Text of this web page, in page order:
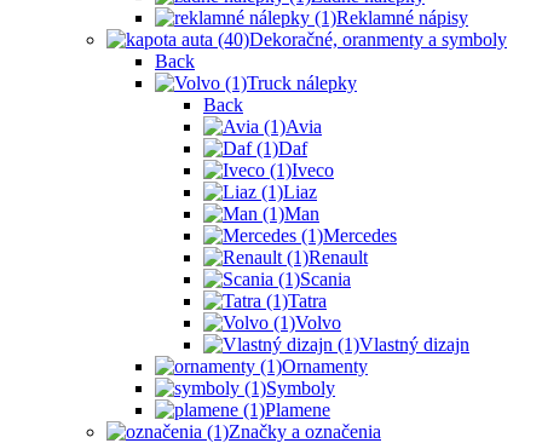
Reklamné nápisy
Dekoračné, oranmenty a symboly
Back
Truck nálepky
Back
Avia
Daf
Iveco
Liaz
Man
Mercedes
Renault
Scania
Tatra
Volvo
Vlastný dizajn
Ornamenty
Symboly
Plamene
Značky a označenia